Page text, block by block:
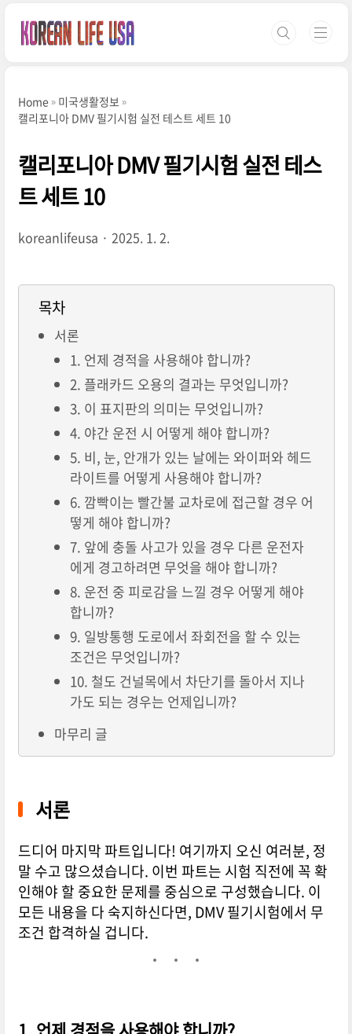
Home
미국생활정보
캘리포니아 DMV 필기시험 실전 테스트 세트 10
캘리포니아 DMV 필기시험 실전 테스
트 세트 10
koreanlifeusa 2025. 1. 2.
목차
서론
1. 언제 경적을 사용해야 합니까?
2. 플래카드 오용의 결과는 무엇입니까?
3. 이 표지판의 의미는 무엇입니까?
4. 야간 운전 시 어떻게 해야 합니까?
5. 비, 눈, 안개가 있는 날에는 와이퍼와 헤드
라이트를 어떻게 사용해야 합니까?
6. 깜빡이는 빨간불 교차로에 접근할 경우 어
떻게 해야 합니까?
7. 앞에 충돌 사고가 있을 경우 다른 운전자
에게 경고하려면 무엇을 해야 합니까?
8. 운전 중 피로감을 느낄 경우 어떻게 해야
합니까?
9. 일방통행 도로에서 좌회전을 할 수 있는
조건은 무엇입니까?
10. 철도 건널목에서 차단기를 돌아서 지나
가도 되는 경우는 언제입니까?
마무리 글
서론
드디어 마지막 파트입니다! 여기까지 오신 여러분, 정
말 수고 많으셨습니다. 이번 파트는 시험 직전에 꼭 확
인해야 할 중요한 문제를 중심으로 구성했습니다. 이
모든 내용을 다 숙지하신다면, DMV 필기시험에서 무
조건 합격하실 겁니다.